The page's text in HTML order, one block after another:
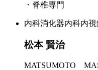
・脊椎専門
内科消化器内科内
松本 賢治
MATSUMOTO